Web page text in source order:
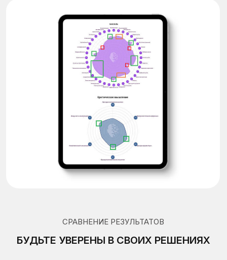
ВЫБИРАЙТЕ ЛУЧШИХ
Используйте для отбора в кадровый
резерв и ротации
Как это работает
РЕЙТИНГОВАНИЕ